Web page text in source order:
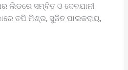
ଲିଡରେ ସମ୍ବିତ ଓ ଦେବଯାନୀ
ତପି ମିଶ୍ର, ସୁଜିତ ପାଇକରାୟ,